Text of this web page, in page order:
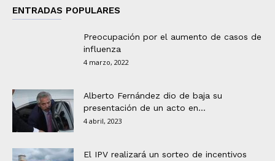
ENTRADAS POPULARES
Preocupación por el aumento de casos de
influenza
4 marzo, 2022
Alberto Fernández dio de baja su
presentación de un acto en...
4 abril, 2023
El IPV realizará un sorteo de incentivos